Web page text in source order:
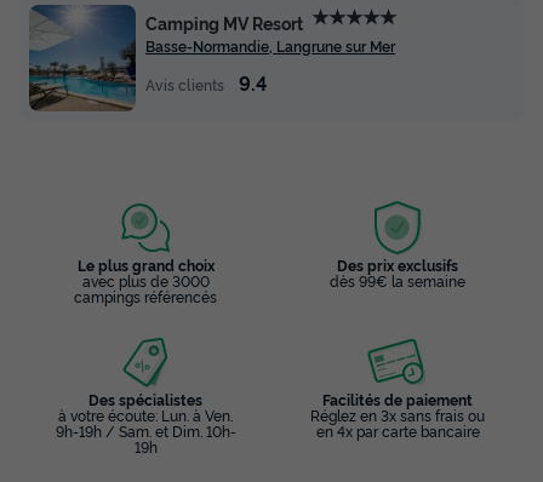
Camping MV Resort ★★★★★
Basse-Normandie, Langrune sur Mer
Avis clients
9.4
Le plus grand choix
avec plus de 3000
campings référencés
Des prix exclusifs
dès 99€ la semaine
Des spécialistes
à votre écoute: Lun. à Ven.
9h-19h / Sam. et Dim. 10h-
19h
Facilités de paiement
Réglez en 3x sans frais ou
en 4x par carte bancaire